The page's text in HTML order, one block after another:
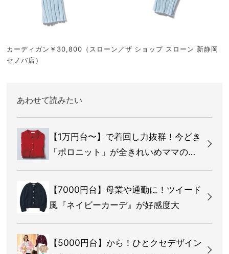
カーディガン￥30,800（スローン／ザ ショップ スローン 新静岡
セノバ店）
あわせて読みたい
【1万円台〜】で着回し力抜群！今どき
「ポロニット」が全きれいめママの味
【7000円台】母業や通勤に！ツイード
風『ネイビーカーデ』が好感度大
【5000円台】から！ひとクセデザイン